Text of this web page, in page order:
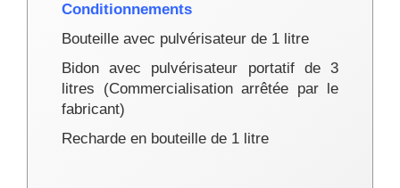
Conditionnements
Bouteille avec pulvérisateur de 1 litre
Bidon avec pulvérisateur portatif de 3
litres (Commercialisation arrêtée par le
fabricant)
Recharde en bouteille de 1 litre